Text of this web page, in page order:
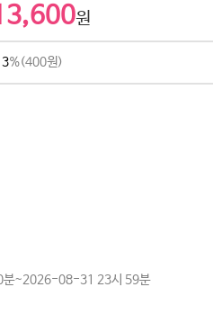
원
3%(400원)
분~2026-08-31 23시 59분